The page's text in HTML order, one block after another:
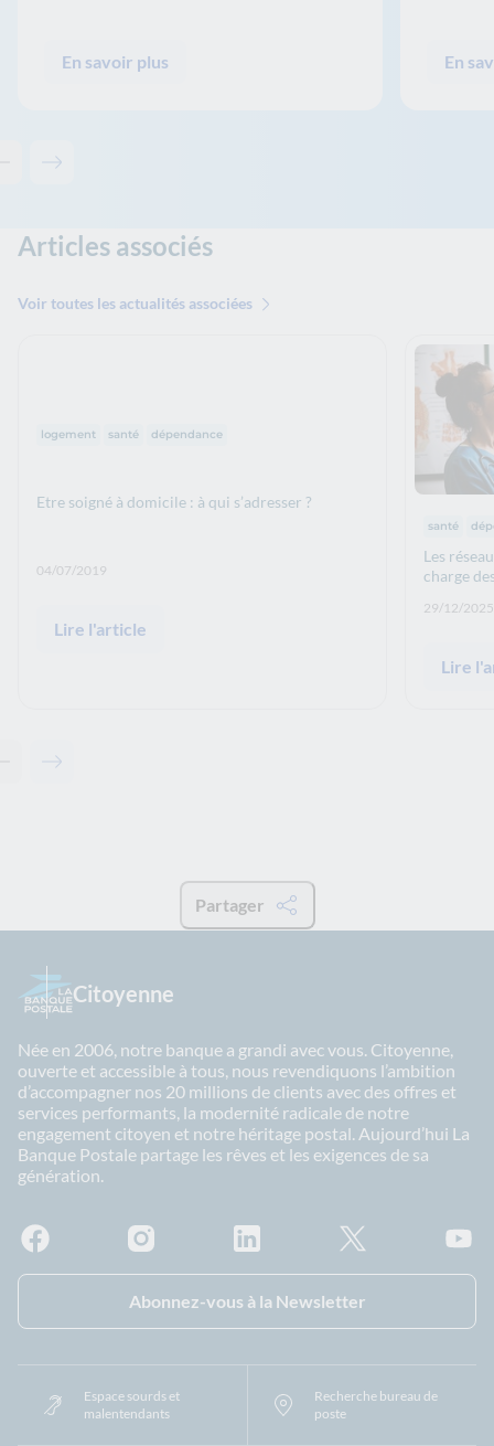
En savoir plus En
Contenu précédent - Les solutions de La Banque Postale
Contenu suivant - Les solutions de La Banque Postale
Articles associés
Voir toutes les actualités associées
Thématiques :
logement santé dépendance
Etre soigné à domicile : à qui s’adresser ?
Date de publication: :
04/07/2019
Lire l'article
santé
Les
charge
Date de
29/12/2025
Lire
Contenu précédent - Articles associés
Contenu suivant - Articles associés
Partager
Citoyenne
Née en 2006, notre banque a grandi avec vous. Citoyenne,
ouverte et accessible à tous, nous revendiquons l’ambition
d’accompagner nos 20 millions de clients avec des offres et
services performants, la modernité radicale de notre
engagement citoyen et notre héritage postal. Aujourd’hui La
Banque Postale partage les rêves et les exigences de sa
génération.
Abonnez-vous à la Newsletter
Espace sourds et
malentendants
Recherche bureau de
poste